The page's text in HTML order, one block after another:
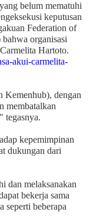
belum mematuhi
keputusan
Federation of
organisasi
Hartoto.
akui-carmelita-
Kemenhub), dengan
membatalkan
tegasnya.
kepemimpinan
dukungan dari
dan melaksanakan
bekerja sama
seperti beberapa